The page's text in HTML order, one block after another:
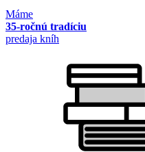
Máme
35-ročnú tradíciu
predaja kníh